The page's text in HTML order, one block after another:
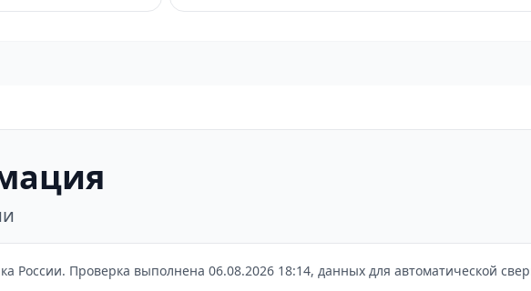
Проверка выполнена 06.08.2026 18:14, данных для автоматической